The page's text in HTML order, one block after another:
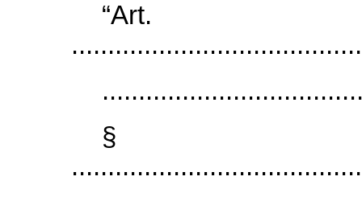
§